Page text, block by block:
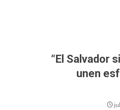
“El Salvador
unen